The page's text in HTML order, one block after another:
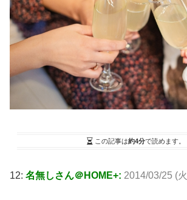
この記事は約4分で読めます。
12: 名無しさん＠HOME+: 2014/03/25 (